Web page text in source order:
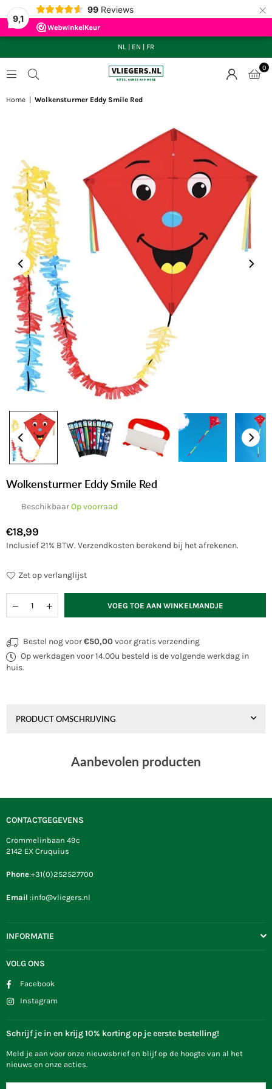
9,1
99 Reviews ×
NL EN FR
0
Home Wolkensturmer Eddy Smile Red
Wolkensturmer Eddy Smile Red
BeschikbaarOp voorraad
Normale
prijs
€18,99
Inclusief 21% BTW. Verzendkosten berekend bij het afrekenen.
Zet op verlanglijst
VOEG TOE AAN WINKELMANDJE
Bestel nog voor€50,00voor gratis verzending
Op werkdagen voor 14.00u besteld is de volgende werkdag in
huis.
PRODUCT OMSCHRIJVING
Aanbevolen producten
CONTACTGEGEVENS
Crommelinbaan 49c
2142 EX Cruquius
Phone:+31(0)252527700
Email :info@vliegers.nl
INFORMATIE
VOLG ONS
Facebook
Instagram
Schrijf je in en krijg 10% korting op je eerste bestelling!
Meld je aan voor onze nieuwsbrief en blijf op de hoogte van al het
nieuws en onze acties.